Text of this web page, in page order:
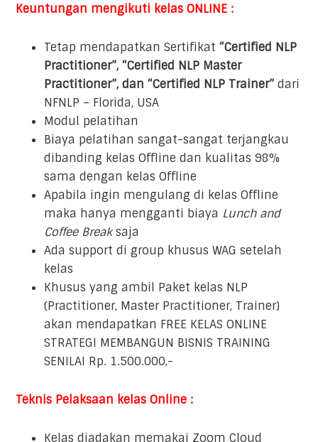
Keuntungan mengikuti kelas ONLINE :
Tetap mendapatkan Sertifikat“Certified NLP
Practitioner”, “Certified NLP Master
Practitioner”, dan “Certified NLP Trainer” dari
NFNLP – Florida, USA
Modul pelatihan
Biaya pelatihan sangat-sangat terjangkau
dibanding kelas Offline dan kualitas 98%
sama dengan kelas Offline
Apabila ingin mengulang di kelas Offline
maka hanya mengganti biaya Lunch and
Coffee Breaksaja
Ada support di group khusus WAG setelah
kelas
Khusus yang ambil Paket kelas NLP
(Practitioner, Master Practitioner, Trainer)
akan mendapatkan FREE KELAS ONLINE
STRATEGI MEMBANGUN BISNIS TRAINING
SENILAI Rp. 1.500.000,-
Teknis Pelaksaan kelas Online :
Kelas diadakan memakai Zoom Cloud